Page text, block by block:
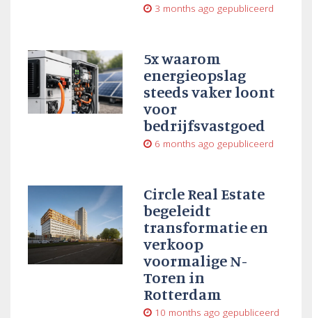
3 months ago gepubliceerd
5x waarom
energieopslag
steeds vaker loont
voor
bedrijfsvastgoed
6 months ago gepubliceerd
Circle Real Estate
begeleidt
transformatie en
verkoop
voormalige N-
Toren in
Rotterdam
10 months ago gepubliceerd